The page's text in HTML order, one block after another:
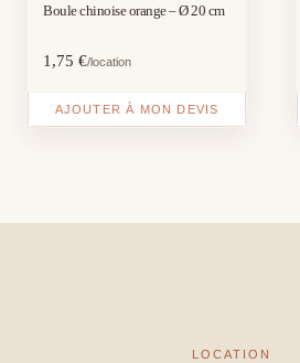
Boule chinoise orange – Ø 20 cm
1,75€/location
AJOUTER À MON DEVIS
LOCATION